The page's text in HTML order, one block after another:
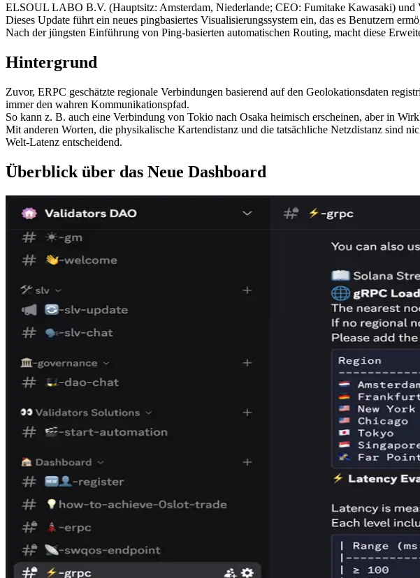
ELSOUL LABO B.V. (Hauptsitz: Amsterdam, Niederlande; CEO: Fumitake Kawasaki) und
Dieses Update führt ein neues pingbasiertes Visualisierungssystem ein, das es Benutzern
Nach der jüngsten Einführung von Ping-basierten automatischen Routing, macht diese
Hintergrund
Zuvor, ERPC geschätzte regionale Verbindungen basierend auf den Geolokationsdaten
immer den wahren Kommunikationspfad.
So kann z. B. auch eine Verbindung von Tokio nach Osaka heimisch erscheinen, aber in
Mit anderen Worten, die physikalische Kartendistanz und die tatsächliche Netzdistanz sind
Welt-Latenz entscheidend.
Überblick über das Neue Dashboard